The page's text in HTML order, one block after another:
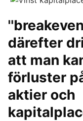
därefter
att man
förluster
aktier och